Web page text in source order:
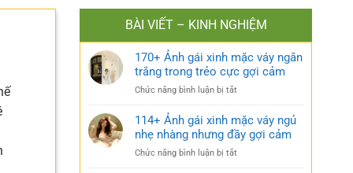
BÀI VIẾT – KINH NGHIỆM
170+ Ảnh gái xinh mặc váy ngắn
trắng trong trẻo cực gợi cảm
Chức năng bình luận bị tắt
Ảnh
gái
xinh
mặc
114+ Ảnh gái xinh mặc váy ngủ
nhẹ nhàng nhưng đầy gợi cảm
Chức năng bình luận bị tắt